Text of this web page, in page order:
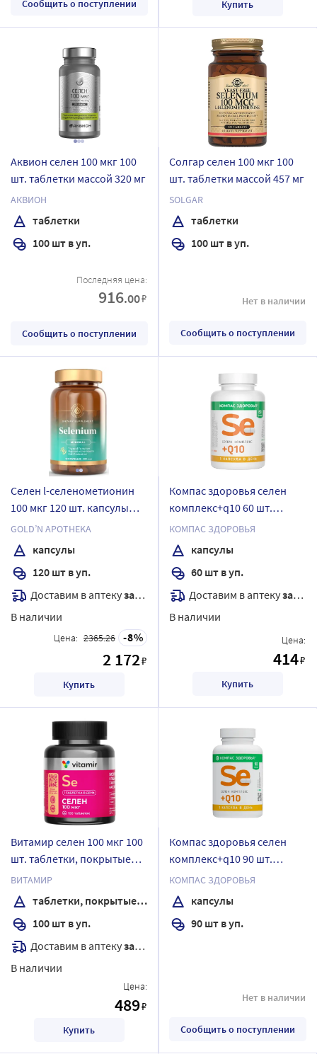
Сообщить о поступлении Купить
Аквион селен 100 мкг 100
шт. таблетки массой 320 мг
АКВИОН
таблетки
100 шт в уп.
Последняя цена:
916.00₽
Сообщить о поступлении
Солгар селен 100 мкг 100
шт. таблетки массой 457 мг
SOLGAR
таблетки
100 шт в уп.
Нет в наличии
Сообщить о поступлении
Селен l-селенометионин
100 мкг 120 шт. капсулы
массой 600 мг
GOLD’N APOTHEKA
капсулы
120 шт в уп.
Доставим в аптекузавтра
В наличии
Цена: 2365.26 8
2 172₽
Купить
Компас здоровья селен
комплекс+q10 60 шт.
капсулы массой 210 мг
КОМПАС ЗДОРОВЬЯ
капсулы
60 шт в уп.
Доставим в аптекузавтра
В наличии
Цена:
414₽
Купить
Витамир селен 100 мкг 100
шт. таблетки, покрытые
оболочкой массой 103 мг
ВИТАМИР
таблетки, покрытые оболочкой
100 шт в уп.
Доставим в аптекузавтра
В наличии
Цена:
489₽
Купить
Компас здоровья селен
комплекс+q10 90 шт.
капсулы массой 210 мг
КОМПАС ЗДОРОВЬЯ
капсулы
90 шт в уп.
Нет в наличии
Сообщить о поступлении